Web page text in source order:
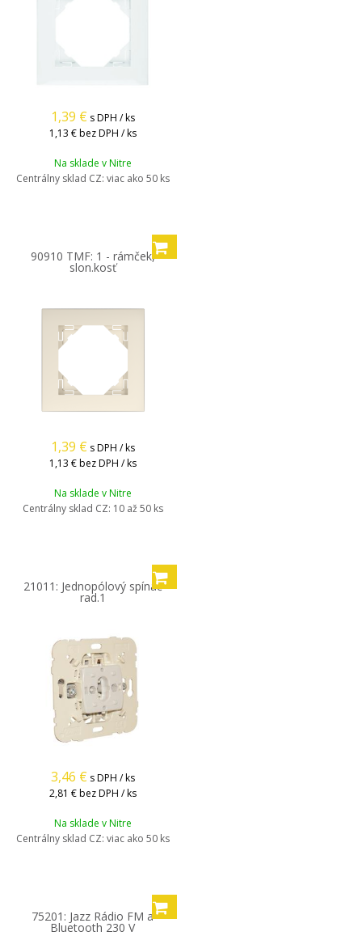
1,39 € s DPH / ks
1,13 € bez DPH / ks
Na sklade v Nitre
Centrálny sklad CZ: viac ako 50 ks
90910 TMF: 1 - rámček,
slon.kosť
1,39 € s DPH / ks
1,13 € bez DPH / ks
Na sklade v Nitre
Centrálny sklad CZ: 10 až 50 ks
21011: Jednopólový spínač
rad.1
3,46 € s DPH / ks
2,81 € bez DPH / ks
Na sklade v Nitre
Centrálny sklad CZ: viac ako 50 ks
75201: Jazz Rádio FM a
Bluetooth 230 V